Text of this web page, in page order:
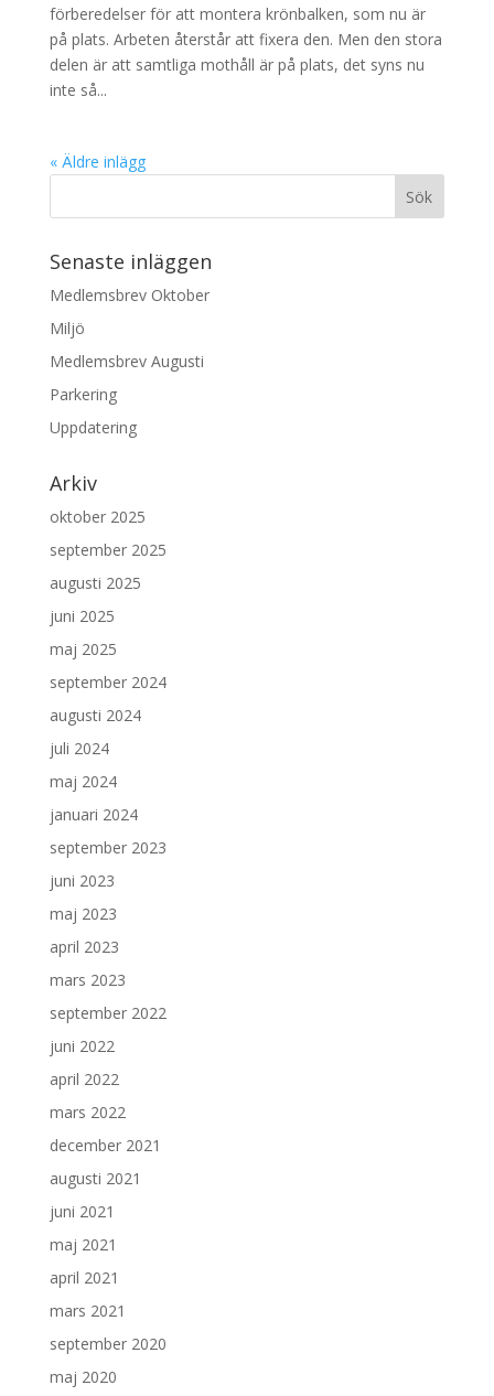
förberedelser för att montera krönbalken, som nu är
på plats. Arbeten återstår att fixera den. Men den stora
delen är att samtliga mothåll är på plats, det syns nu
inte så...
« Äldre inlägg
Senaste inläggen
Medlemsbrev Oktober
Miljö
Medlemsbrev Augusti
Parkering
Uppdatering
Arkiv
oktober 2025
september 2025
augusti 2025
juni 2025
maj 2025
september 2024
augusti 2024
juli 2024
maj 2024
januari 2024
september 2023
juni 2023
maj 2023
april 2023
mars 2023
september 2022
juni 2022
april 2022
mars 2022
december 2021
augusti 2021
juni 2021
maj 2021
april 2021
mars 2021
september 2020
maj 2020